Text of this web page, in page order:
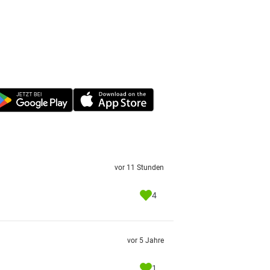
vor 11 Stunden
4
vor 5 Jahre